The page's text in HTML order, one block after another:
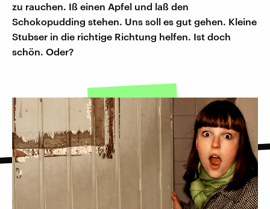
zu rauchen. Iß einen Apfel und laß den
Schokopudding stehen. Uns soll es gut gehen. Kleine
Stubser in die richtige Richtung helfen. Ist doch
schön. Oder?